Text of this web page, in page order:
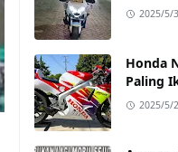
2025/5/
Honda
Paling
2025/5/